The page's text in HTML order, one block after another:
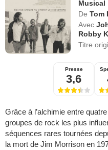
Musical
De Tom
Avec
Robby
Titre
Presse
3,6
Grâce à l’alchimie entre
groupes de rock les plus
séquences rares tournées
la mort de Jim Morrison en